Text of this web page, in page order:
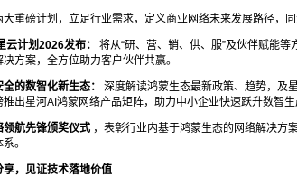
重磅计划，立足行业需求，定义商业网络未来发展路径，同
计划2026发布：
将从“研、营、销、供、服”及伙伴赋能
方案，全方位助力客户伙伴共赢。
的数智化新生态：
深度解读鸿蒙生态最新政策、趋势，及
出星河AI鸿蒙网络产品矩阵，助力中小企业快速跃升数智生
领航先锋颁奖仪式 ，表彰行业内基于鸿蒙生态的网络解决方
。
，见证技术落地价值